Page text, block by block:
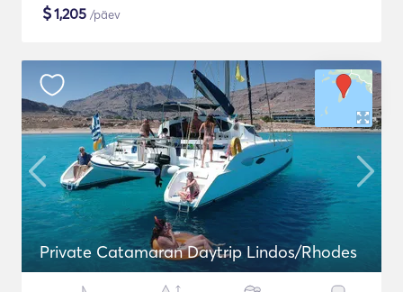
$1,205 /päev
Private Catamaran Daytrip Lindos/Rhodes